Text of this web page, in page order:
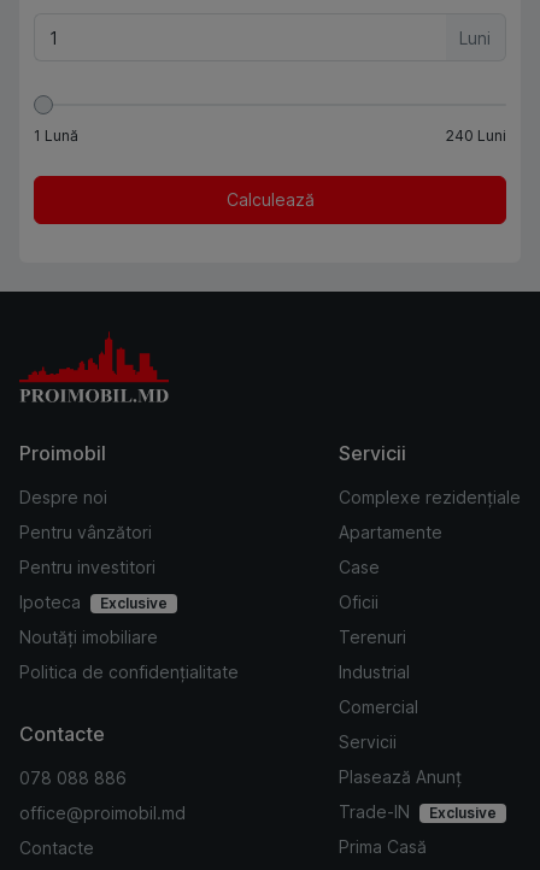
Luni
1 Lună 240 Luni
Calculează
Proimobil
Despre noi
Pentru vânzători
Pentru investitori
Ipoteca
Exclusive
Noutăți imobiliare
Politica de confidențialitate
Servicii
Complexe rezidențiale
Apartamente
Case
Oficii
Terenuri
Industrial
Comercial
Servicii
Plasează Anunț
Trade-IN
Exclusive
Prima Casă
Contacte
078 088 886
office@proimobil.md
Contacte